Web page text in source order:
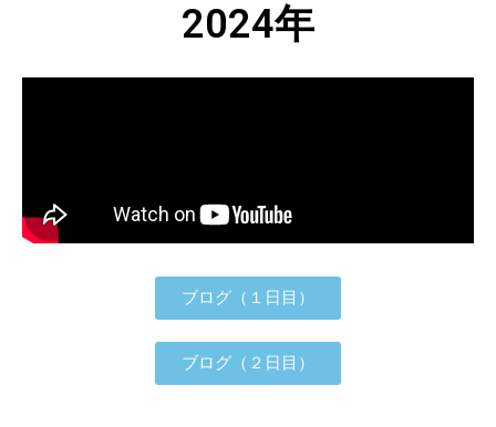
2024年
ブログ（１日目）
ブログ（２日目）